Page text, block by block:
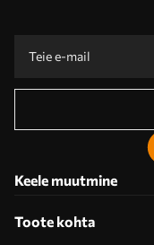
Keele muutmine
Toote kohta